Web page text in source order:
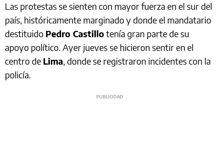
Las protestas se sienten con mayor fuerza en el sur del
país, históricamente marginado y donde el mandatario
destituido Pedro Castillotenía gran parte de su
apoyo político. Ayer jueves se hicieron sentir en el
centro de Lima, donde se registraron incidentes con la
policía.